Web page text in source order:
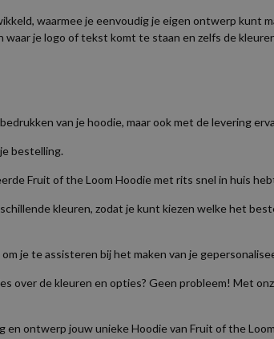
waarmee je eenvoudig je eigen ontwerp
je logo of tekst komt te staan en zelfs de
van je hoodie, maar ook met de levering
bestelling.
Fruit of the Loom Hoodie met rits snel in huis
kleuren, zodat je kunt kiezen welke het
je te assisteren bij het maken van je
over de kleuren en opties? Geen probleem! Met
en ontwerp jouw unieke Hoodie van Fruit of the